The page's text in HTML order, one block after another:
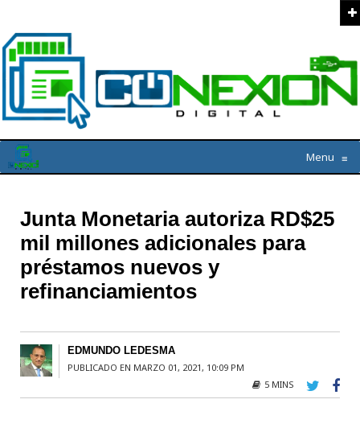
Menu ≡
Junta Monetaria autoriza RD$25
mil millones adicionales para
préstamos nuevos y
refinanciamientos
EDMUNDO LEDESMA
PUBLICADO EN MARZO 01, 2021, 10:09 PM
5 MINS